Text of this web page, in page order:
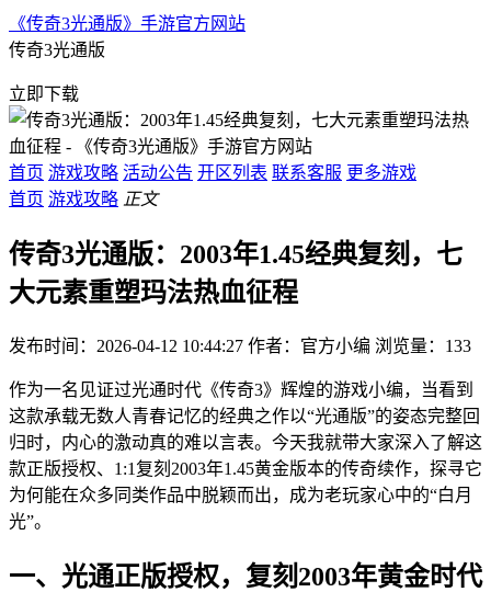
《传奇3光通版》手游官方网站
传奇3光通版
立即下载
首页 游戏攻略 活动公告 开区列表 联系客服 更多游戏
首页 游戏攻略 正文
传奇3光通版：2003年1.45经典复刻，七
大元素重塑玛法热血征程
发布时间：2026-04-12 10:44:27 作者：官方小编 浏览量： 133
作为一名见证过光通时代《传奇3》辉煌的游戏小编，当看到
这款承载无数人青春记忆的经典之作以“光通版”的姿态完整回
归时，内心的激动真的难以言表。今天我就带大家深入了解这
款正版授权、1:1复刻2003年1.45黄金版本的传奇续作，探寻它
为何能在众多同类作品中脱颖而出，成为老玩家心中的“白月
光”。
一、光通正版授权，复刻2003年黄金时代